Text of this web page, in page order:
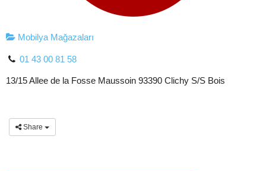
Mobilya Mağazaları
01 43 00 81 58
13/15 Allee de la Fosse Maussoin 93390 Clichy S/S Bois
Share